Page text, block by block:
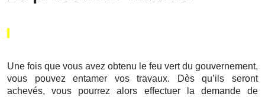
Une fois que vous avez obtenu le feu vert du gouvernement,
vous pouvez entamer vos travaux. Dès qu’ils seront
achevés, vous pourrez alors effectuer la demande de